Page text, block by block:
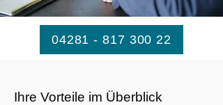
04281 - 817 300 22
Ihre Vorteile im Überblick